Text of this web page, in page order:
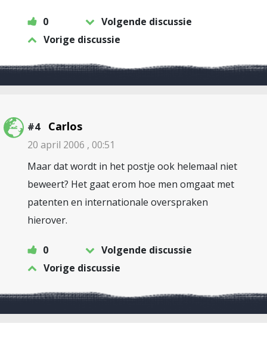
0
Volgende discussie
Vorige discussie
#4 Carlos
20 april 2006 , 00:51
Maar dat wordt in het postje ook helemaal niet
beweert? Het gaat erom hoe men omgaat met
patenten en internationale overspraken
hierover.
0
Volgende discussie
Vorige discussie